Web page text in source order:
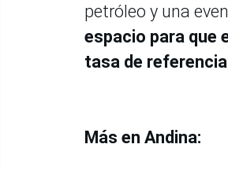
petróleo y una
espacio para que
tasa de referencia
Más en Andina: